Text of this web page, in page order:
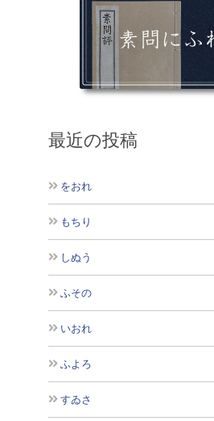
最近の投稿
をおれ
もちり
しぬう
ふその
いおれ
ふよろ
すゐさ